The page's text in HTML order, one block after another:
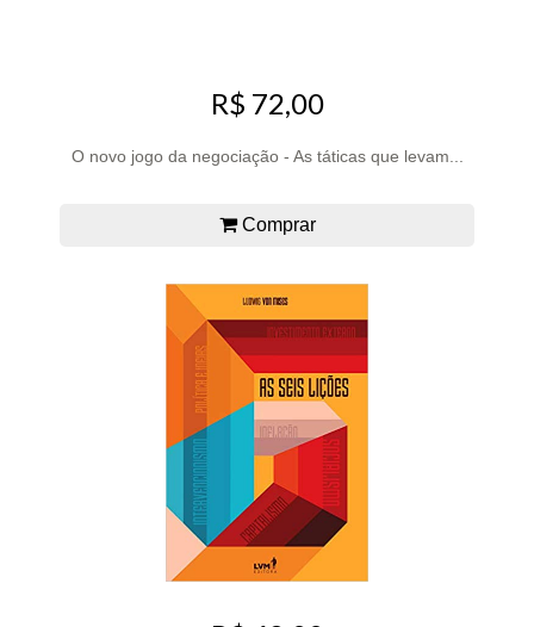
R$ 72,00
O novo jogo da negociação - As táticas que levam...
Comprar